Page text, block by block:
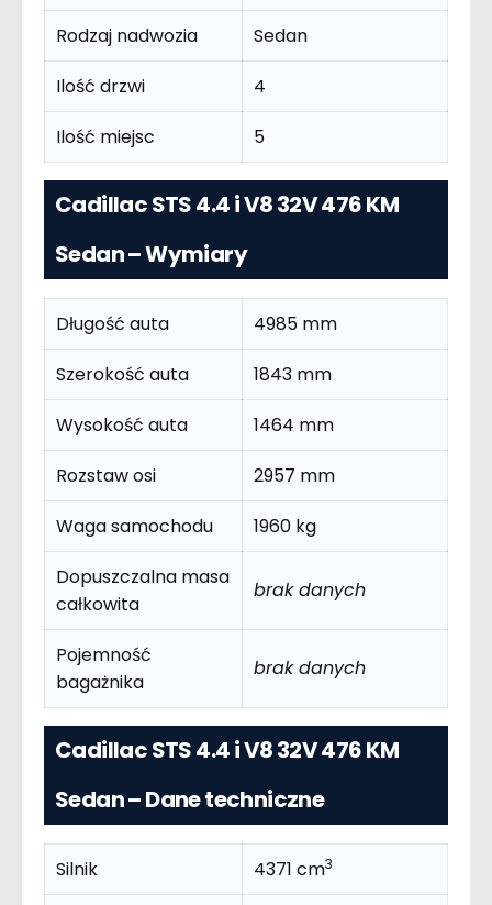
Rodzaj nadwozia
Sedan
Ilość drzwi
4
Ilość miejsc
5
Cadillac STS 4.4 i V8 32V 476 KM
Sedan – Wymiary
Długość auta
4985 mm
Szerokość auta
1843 mm
Wysokość auta
1464 mm
Rozstaw osi
2957 mm
Waga samochodu
1960 kg
Dopuszczalna masa
całkowita
brak danych
Pojemność
bagażnika
brak danych
Cadillac STS 4.4 i V8 32V 476 KM
Sedan – Dane techniczne
Silnik 4371 cm3